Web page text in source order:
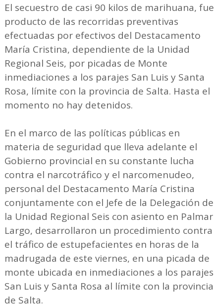
El secuestro de casi 90 kilos de marihuana, fue
producto de las recorridas preventivas
efectuadas por efectivos del Destacamento
María Cristina, dependiente de la Unidad
Regional Seis, por picadas de Monte
inmediaciones a los parajes San Luis y Santa
Rosa, límite con la provincia de Salta. Hasta el
momento no hay detenidos.
En el marco de las políticas públicas en
materia de seguridad que lleva adelante el
Gobierno provincial en su constante lucha
contra el narcotráfico y el narcomenudeo,
personal del Destacamento María Cristina
conjuntamente con el Jefe de la Delegación de
la Unidad Regional Seis con asiento en Palmar
Largo, desarrollaron un procedimiento contra
el tráfico de estupefacientes en horas de la
madrugada de este viernes, en una picada de
monte ubicada en inmediaciones a los parajes
San Luis y Santa Rosa al límite con la provincia
de Salta.